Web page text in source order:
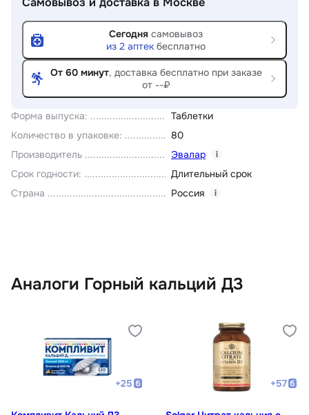
Форма выпуска:
Таблетки
Количество в упаковке:
80
Производитель
Эвалар i
Срок годности:
Длительный срок
Страна
Россия i
Сегодня самовывоз
из 2 аптек бесплатно
От 60 минут, доставка бесплатно при заказе
от --₽
Аналоги Горный кальций Д3
+25 +57